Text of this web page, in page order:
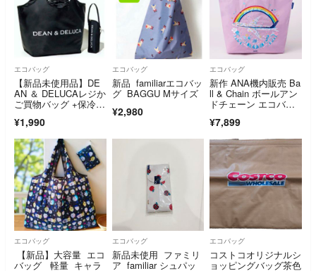
エコバッグ
【新品未使用品】DE
AN ＆ DELUCAレジか
ご買物バッグ +保冷ボ
¥1,990
エコバッグ
新品 familiarエコバッ
グ BAGGU Mサイズ
¥2,980
エコバッグ
新作 ANA機内販売 Ba
ll & Chain ボールアン
ドチェーン エコバッ
¥7,899
エコバッグ
【新品】大容量 エコ
バッグ 軽量 キャラ
エコバッグ
新品未使用 ファミリ
ア familiar シュパッ
エコバッグ
コストコオリジナルシ
ョッピングバッグ茶色